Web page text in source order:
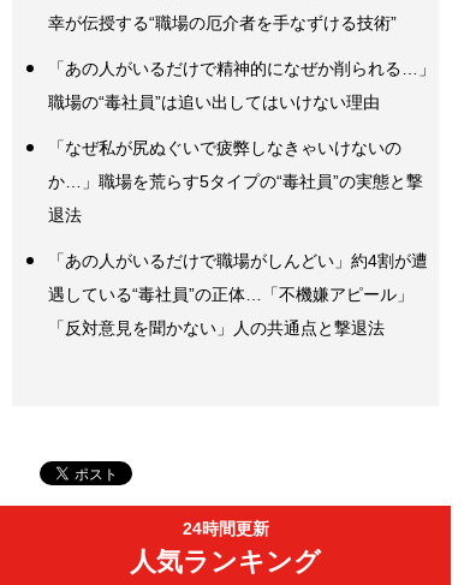
幸が伝授する“職場の厄介者を手なずける技術”
「あの人がいるだけで精神的になぜか削られる…」
職場の“毒社員”は追い出してはいけない理由
「なぜ私が尻ぬぐいで疲弊しなきゃいけないの
か…」職場を荒らす5タイプの“毒社員”の実態と撃
退法
「あの人がいるだけで職場がしんどい」約4割が遭
遇している“毒社員”の正体…「不機嫌アピール」
「反対意見を聞かない」人の共通点と撃退法
24時間更新
人気ランキング